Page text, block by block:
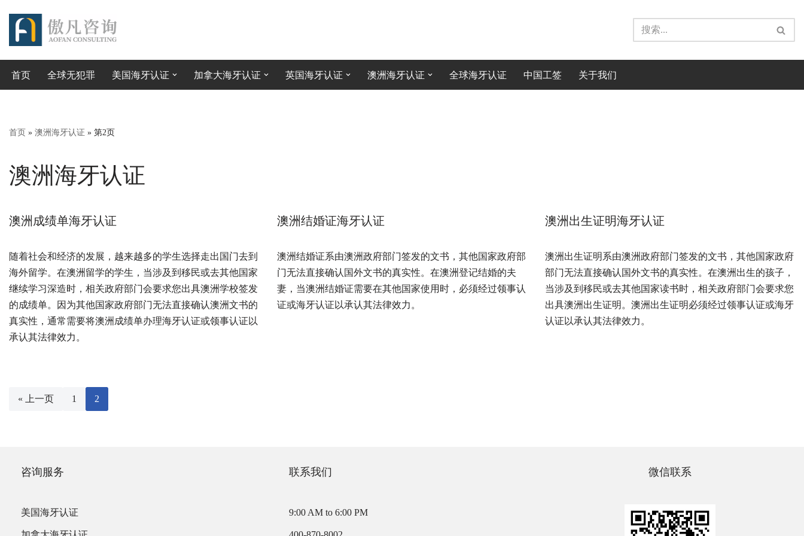
至
文
首页 全球无犯罪 美国海牙认证 加拿大海牙认证 英国海牙认证 澳洲海牙认证 全球海牙认证 中国工签 关于我们
首页 » 澳洲海牙认证 » 第2页
澳洲海牙认证
澳洲成绩单海牙认证
随着社会和经济的发展，越来越多的学生选择走出国门去到
海外留学。在澳洲留学的学生，当涉及到移民或去其他国家
继续学习深造时，相关政府部门会要求您出具澳洲学校签发
的成绩单。因为其他国家政府部门无法直接确认澳洲文书的
真实性，通常需要将澳洲成绩单办理海牙认证或领事认证以
承认其法律效力。
澳洲结婚证海牙认证
澳洲结婚证系由澳洲政府部门签发的文书，其他国家政府部
门无法直接确认国外文书的真实性。在澳洲登记结婚的夫
妻，当澳洲结婚证需要在其他国家使用时，必须经过领事认
证或海牙认证以承认其法律效力。
澳洲出生证明海牙认证
澳洲出生证明系由澳洲政府部门签发的文书，其他国家政府
部门无法直接确认国外文书的真实性。在澳洲出生的孩子，
当涉及到移民或去其他国家读书时，相关政府部门会要求您
出具澳洲出生证明。澳洲出生证明必须经过领事认证或海牙
认证以承认其法律效力。
« 上一页 1 2
咨询服务
美国海牙认证
联系我们
9:00 AM to 6:00 PM
微信联系